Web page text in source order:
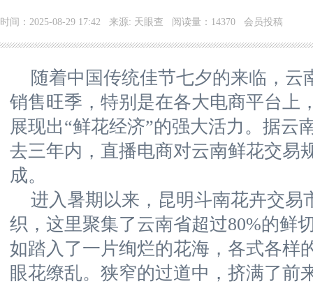
时间：2025-08-29 17:42 来源: 天眼查 阅读量：14370 会员投稿
随着中国传统佳节七夕的来临，云
销售旺季，特别是在各大电商平台上
展现出“鲜花经济”的强大活力。据云
去三年内，直播电商对云南鲜花交易
成。
进入暑期以来，昆明斗南花卉交易
织，这里聚集了云南省超过80%的鲜
如踏入了一片绚烂的花海，各式各样
眼花缭乱。狭窄的过道中，挤满了前